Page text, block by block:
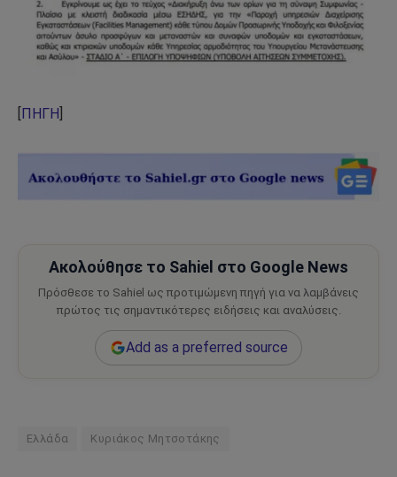
ΠΗΓΗ
Ακολούθησε το Sahiel στο Google News
Πρόσθεσε το Sahiel ως προτιμώμενη πηγή για να λαμβάνεις
πρώτος τις σημαντικότερες ειδήσεις και αναλύσεις.
Add as a preferred source
Ελλάδα Κυριάκος Μητσοτάκης